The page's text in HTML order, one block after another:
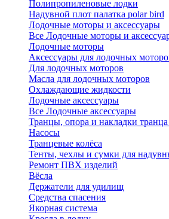
Полипропиленовые лодки
Надувной плот палатка polar bird
Лодочные моторы и аксессуары
Все Лодочные моторы и
Лодочные моторы
Аксессуары для лодочных
Для лодочных моторов
Масла для лодочных моторов
Охлаждающие жидкости
Лодочные аксессуары
Все Лодочные аксессуары
Транцы, опора и накладки
Насосы
Транцевые колёса
Тенты, чехлы и сумки для
Ремонт ПВХ изделий
Вёсла
Держатели для удилищ
Средства спасения
Якорная система